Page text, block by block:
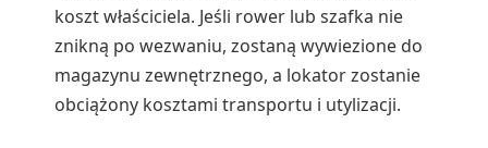
koszt właściciela. Jeśli rower lub szafka nie
znikną po wezwaniu, zostaną wywiezione do
magazynu zewnętrznego, a lokator zostanie
obciążony kosztami transportu i utylizacji.